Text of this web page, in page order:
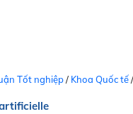
Tốt nghiệp/ Khoa Quốc tế/